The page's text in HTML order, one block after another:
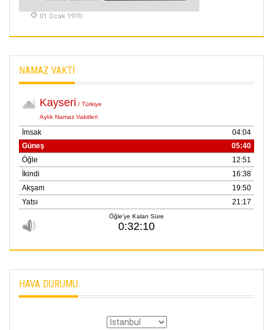
METİN ERTEM
YAŞANANLAR!
Merve Şimşek
İlgi Alanlarımız ve Biz
02 Ekim 2025
puana Ulaştı
01 Mayis 2026
01 Ocak 1970
NAMAZ VAKTİ
HAVA DURUMU